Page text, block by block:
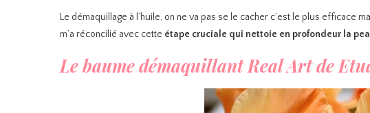
Le démaquillage à l’huile, on ne va pas se le cacher c’est le plus efficace
m’a réconcilié avec cette étape cruciale qui nettoie en profondeur la
Le baume démaquillant Real Art de